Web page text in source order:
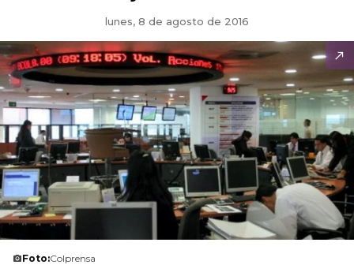
lunes, 8 de agosto de 2016
Foto:Colprensa